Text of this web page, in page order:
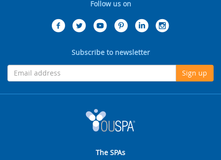
Follow us on
Subscribe to newsletter
Sign up
The SPAs